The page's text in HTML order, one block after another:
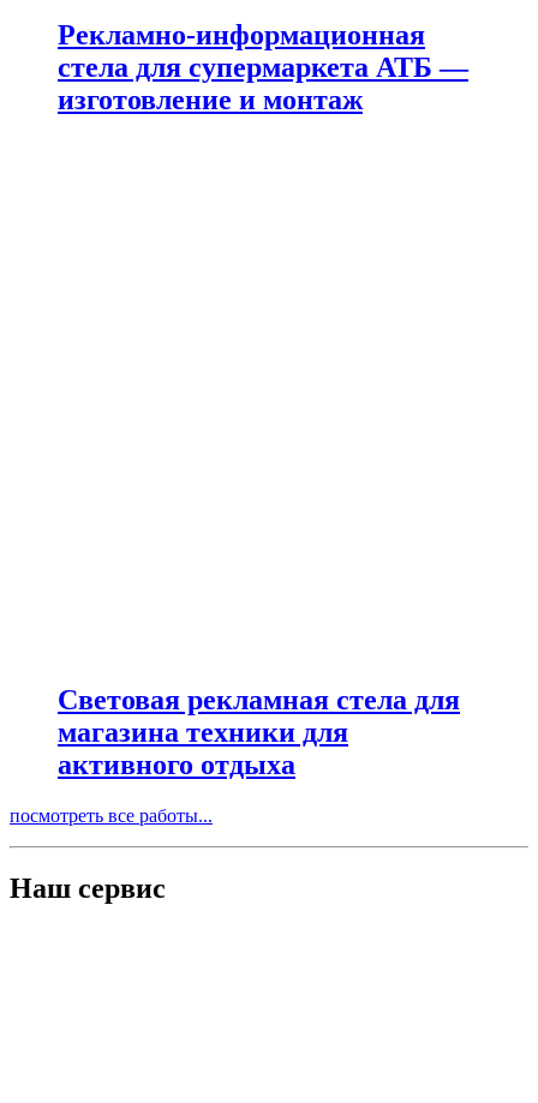
Рекламно-информационная
стела для супермаркета АТБ —
изготовление и монтаж
Световая рекламная стела для
магазина техники для
активного отдыха
посмотреть все работы...
Наш сервис